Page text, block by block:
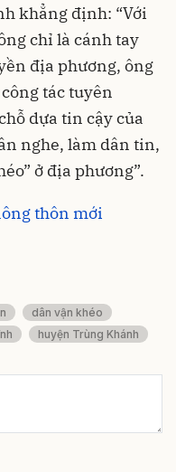
khẳng định: “Với
chỉ là cánh tay
địa phương, ông
tác tuyên
dựa tin cậy của
nghe, làm dân tin,
ở địa phương”.
thôn mới
dân vận khéo
huyện Trùng Khánh